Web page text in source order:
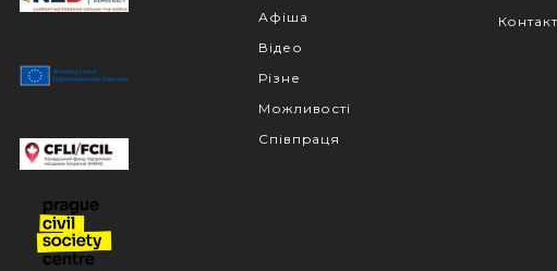
Афіша
Відео
Різне
Можливості
Співпраця